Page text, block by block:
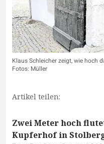
Klaus Schleicher zeigt, wie hoch
Fotos: Müller
Artikel teilen:
Zwei Meter hoch
Kupferhof in